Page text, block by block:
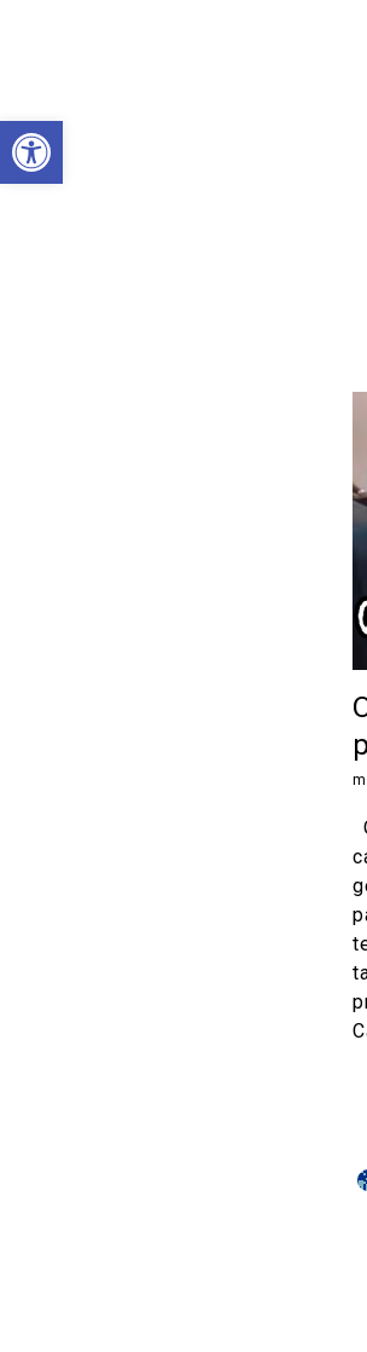
Abrir a barra de